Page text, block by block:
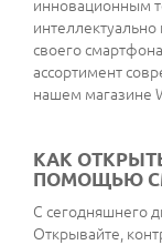
инновационным
своего
ассортимент
нашем магазине
КАК
ПОМОЩЬЮ
С сегодняшнего
Открывайте,